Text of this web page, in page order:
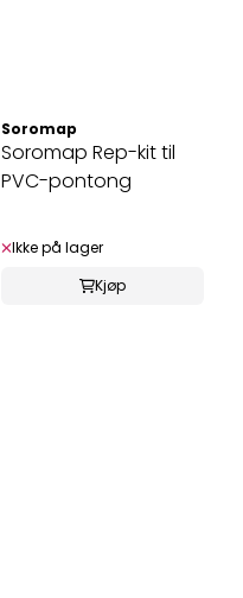
Soromap
Soromap Rep-kit til
PVC-pontong
Ikke på lager
Kjøp